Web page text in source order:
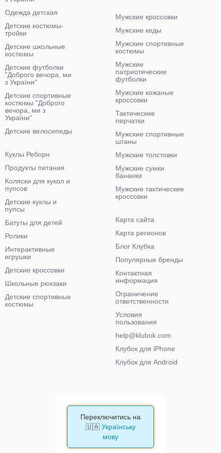
Одежда детская
Детские костюмы-
тройки
Детские школьные
костюмы
Детские футболки
"Доброго вечора, ми
з України"
Детские спортивные
костюмы "Доброго
вечора, ми з
України"
Детские велосипеды
Мужские кроссовки
Мужские кеды
Мужские спортивные
костюмы
Мужские
патриотические
футболки
Мужские кожаные
кроссовки
Тактические
перчатки
Мужские спортивные
штаны
Мужские толстовки
Мужские сумки
бананки
Мужские тактические
кроссовки
Куклы Реборн
Продукты питания
Коляски для кукол и
пупсов
Детские куклы и
пупсы
Батуты для детей
Ролики
Интерактивные
игрушки
Детские кроссовки
Школьные рюкзаки
Детские спортивные
костюмы
Карта сайта
Карта регионов
Блог Клубка
Популярные бренды
Контактная
информация
Ограничение
ответственности
Условия
пользования
help@klubok.com
Клубок для iPhone
Клубок для Android
Переключитись на
🇺🇦 Українську
мову